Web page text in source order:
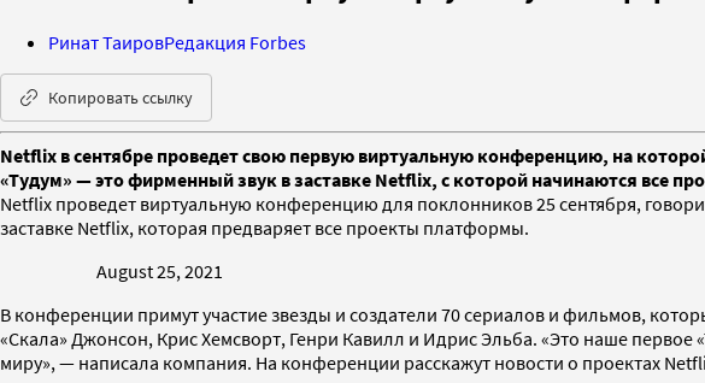
Ринат ТаировРедакция Forbes
Копировать ссылку
Netflix в сентябре проведет свою первую виртуальную конференцию, на
«Тудум» — это фирменный звук в заставке Netflix, с которой начинаются все
Netflix проведет виртуальную конференцию для поклонников 25 сентября,
заставке Netflix, которая предваряет все проекты платформы.
August 25, 2021
В конференции примут участие звезды и создатели 70 сериалов и фильмов,
«Скала» Джонсон, Крис Хемсворт, Генри Кавилл и Идрис Эльба. «Это наше
миру», — написала компания. На конференции расскажут новости о проектах